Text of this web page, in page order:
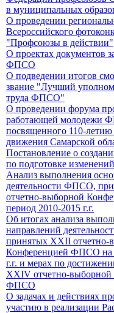
в муниципальных
О проведении
Всероссийского
"Профсоюзы в действии"
О проектах документов
ФПСО
О подведении итогов
звание "Лучший
труда ФПСО"
О проведении форума
работающей молодежи
посвященного 110-
движения Самарской
Постановление о
по подготовке
Анализ выполнения
деятельности ФПСО,
отчетно-выборной
период 2010-2015 г.г.
Об итогах анализа
направлений
принятых XXII отчетно-
Конференцией ФПСО на
г.г. и мерах по
XXIV отчетно-
ФПСО
О задачах и действиях
участию в реализации